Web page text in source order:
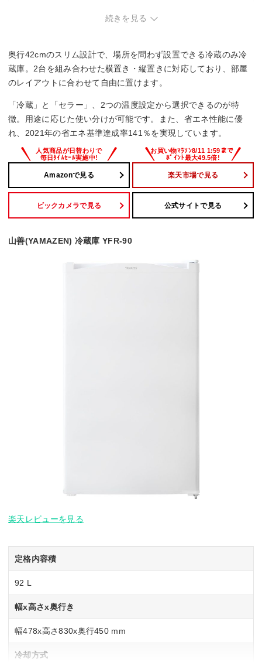
–
続きを見る
奥行42cmのスリム設計で、場所を問わず設置できる冷蔵のみ冷
蔵庫。2台を組み合わせた横置き・縦置きに対応しており、部屋
のレイアウトに合わせて自由に置けます。
「冷蔵」と「セラー」、2つの温度設定から選択できるのが特
徴。用途に応じた使い分けが可能です。また、省エネ性能に優
れ、2021年の省エネ基準達成率141％を実現しています。
Amazonで見る 楽天市場で見る
ビックカメラで見る 公式サイトで見る
山善(YAMAZEN) 冷蔵庫 YFR-90
楽天レビューを見る
定格内容積
92 L
幅x高さx奥行き
幅478x高さ830x奥行450 mm
冷却方式